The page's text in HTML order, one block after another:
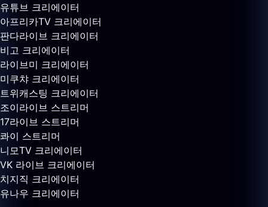
유튜브 크리에이터
아프리카TV 크리에이터
판다라이브 크리에이터
비고 크리에이터
라이브미 크리에이터
미쿠챠 크리에이터
트위캐스팅 크리에이터
조이라이브 스트리머
17라이브 스트리머
콰이 스트리머
니모TV 크리에이터
VK 라이브 크리에이터
치지직 크리에이터
유나우 크리에이터